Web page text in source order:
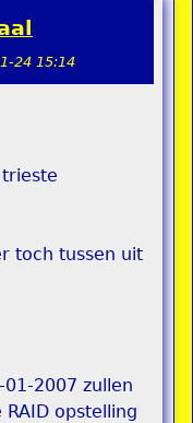
24 15:14
trieste
toch tussen uit
2007 zullen
opstelling